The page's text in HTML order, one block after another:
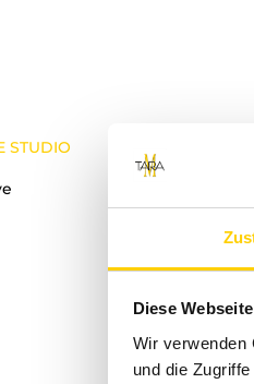
Diese
Wir verwenden
und die
STUDIO